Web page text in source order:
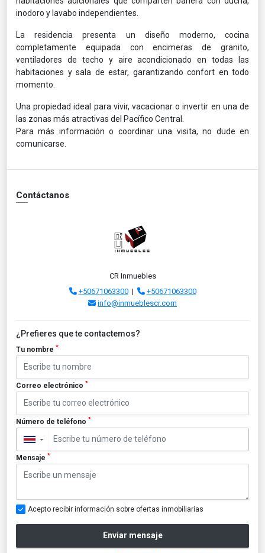
inodoro y lavabo independientes.
La residencia presenta un diseño moderno, cocina
completamente equipada con encimeras de granito,
ventiladores de techo y aire acondicionado en todas las
habitaciones y sala de estar, garantizando confort en todo
momento.
Una propiedad ideal para vivir, vacacionar o invertir en una de
las zonas más atractivas del Pacífico Central.
Para más información o coordinar una visita, no dude en
comunicarse.
Contáctanos
CR Inmuebles
+50671063300|
+50671063300
info@inmueblescr.com
¿Prefieres que te contactemos?
Tu nombre *
Correo electrónico *
Número de teléfono *
▼
Mensaje *
Acepto recibir información sobre ofertas inmobiliarias
Enviar mensaje